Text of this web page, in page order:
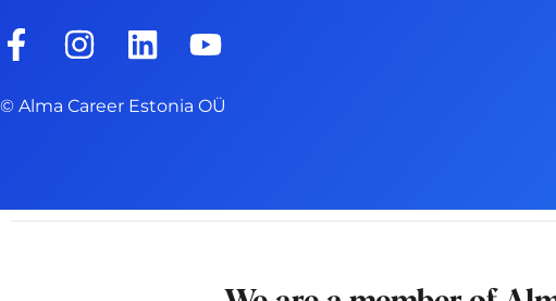
F
c
o
I
s
g
L
n
d
Y
u
b
© Alma Career Estonia OÜ